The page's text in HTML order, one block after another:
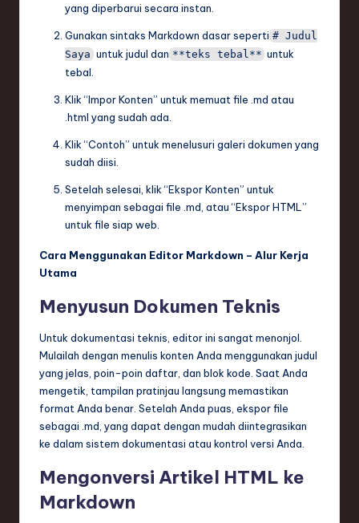
yang diperbarui secara instan.
Gunakan sintaks Markdown dasar seperti # Judul
Saya untuk judul dan **teks tebal** untuk
tebal.
Klik “Impor Konten” untuk memuat file .md atau
.html yang sudah ada.
Klik “Contoh” untuk menelusuri galeri dokumen yang
sudah diisi.
Setelah selesai, klik “Ekspor Konten” untuk
menyimpan sebagai file .md, atau “Ekspor HTML”
untuk file siap web.
Cara Menggunakan Editor Markdown – Alur Kerja
Utama
Menyusun Dokumen Teknis
Untuk dokumentasi teknis, editor ini sangat menonjol.
Mulailah dengan menulis konten Anda menggunakan judul
yang jelas, poin-poin daftar, dan blok kode. Saat Anda
mengetik, tampilan pratinjau langsung memastikan
format Anda benar. Setelah Anda puas, ekspor file
sebagai .md, yang dapat dengan mudah diintegrasikan
ke dalam sistem dokumentasi atau kontrol versi Anda.
Mengonversi Artikel HTML ke
Markdown